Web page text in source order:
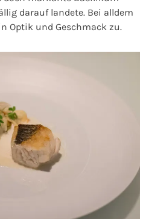
darauf landete. Bei alldem
Optik und Geschmack zu.